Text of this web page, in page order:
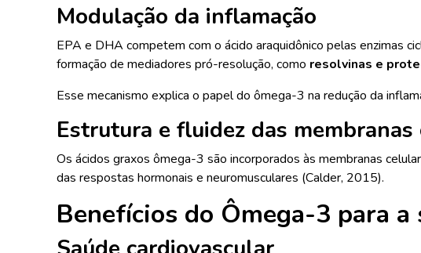
Modulação da inflamação
EPA e DHA competem com o ácido araquidônico pelas enzimas
formação de mediadores pró-resolução, como resolvinas e
Esse mecanismo explica o papel do ômega-3 na redução da
Estrutura e fluidez das
Os ácidos graxos ômega-3 são incorporados às membranas
das respostas hormonais e neuromusculares (Calder, 2015).
Benefícios do Ômega-3 para a